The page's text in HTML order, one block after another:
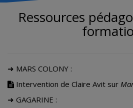
Ressources
➜ MARS COLONY :
Intervention de Claire Avit sur
➜ GAGARINE :